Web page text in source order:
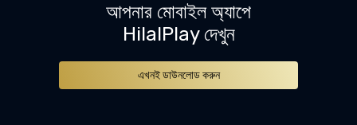
আপনার মোবাইল অ্যাপে
HilalPlay দেখুন
এখনই ডাউনলোড করুন